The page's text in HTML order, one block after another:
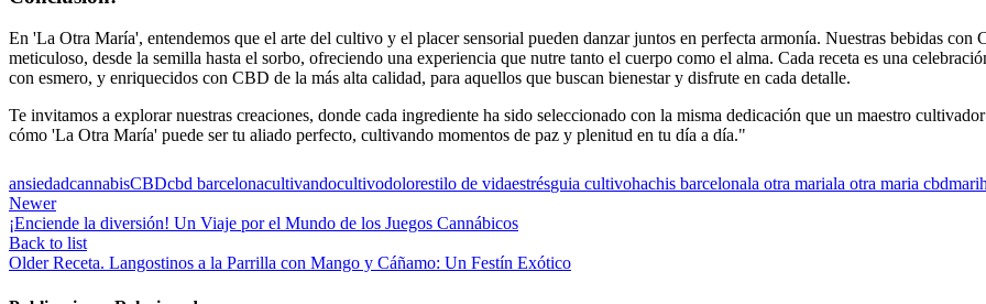
En 'La Otra María', entendemos que el arte del cultivo y el placer sensorial pueden danzar juntos en perfecta armonía. Nuestras bebidas con
meticuloso, desde la semilla hasta el sorbo, ofreciendo una experiencia que nutre tanto el cuerpo como el alma. Cada receta es una
con esmero, y enriquecidos con CBD de la más alta calidad, para aquellos que buscan bienestar y disfrute en cada detalle.
Te invitamos a explorar nuestras creaciones, donde cada ingrediente ha sido seleccionado con la misma dedicación que un maestro
cómo 'La Otra María' puede ser tu aliado perfecto, cultivando momentos de paz y plenitud en tu día a día."
ansiedadcannabisCBDcbd barcelonacultivandocultivodolorestilo de vidaestrésguia cultivohachis barcelonala otra mariala otra maria cbd
Newer
¡Enciende la diversión! Un Viaje por el Mundo de los Juegos Cannábicos
Back to list
Older Receta. Langostinos a la Parrilla con Mango y Cáñamo: Un Festín Exótico